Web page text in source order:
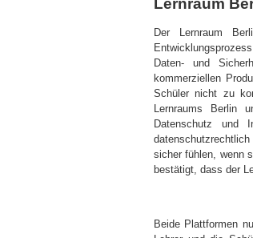
Lernraum
Der Lernraum
Daten- und
kommerziellen
Schüler nicht zu
Lernraums Berlin
Datenschutz und
sicher fühlen, wenn
bestätigt, dass der
Beide Plattformen